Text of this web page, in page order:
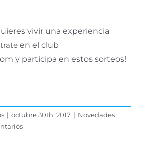
vivir una experiencia
en el club
y participa en estos sorteos!
| octubre 30th, 2017 | Novedades